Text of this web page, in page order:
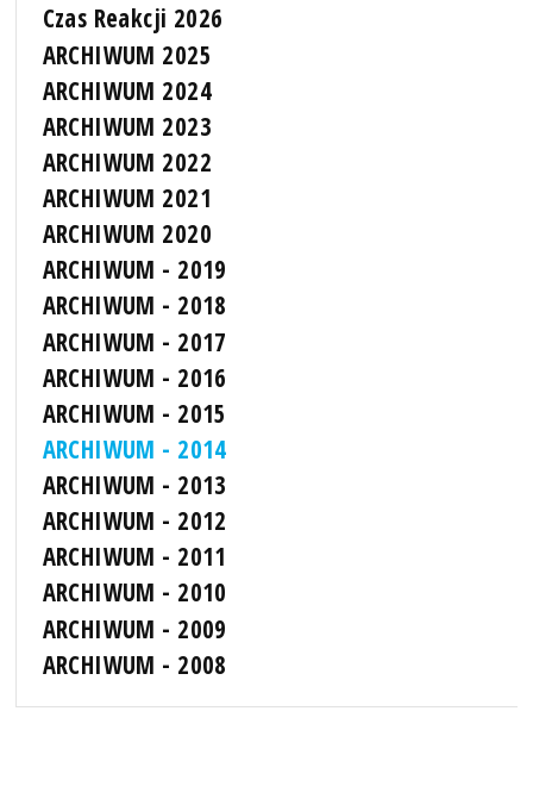
Czas Reakcji 2026
ARCHIWUM 2025
ARCHIWUM 2024
ARCHIWUM 2023
ARCHIWUM 2022
ARCHIWUM 2021
ARCHIWUM 2020
ARCHIWUM - 2019
ARCHIWUM - 2018
ARCHIWUM - 2017
ARCHIWUM - 2016
ARCHIWUM - 2015
ARCHIWUM - 2014
ARCHIWUM - 2013
ARCHIWUM - 2012
ARCHIWUM - 2011
ARCHIWUM - 2010
ARCHIWUM - 2009
ARCHIWUM - 2008